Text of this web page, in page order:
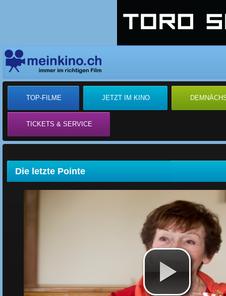
TOP-FILME JETZT IM KINO
TICKETS & SERVICE
Die letzte Pointe